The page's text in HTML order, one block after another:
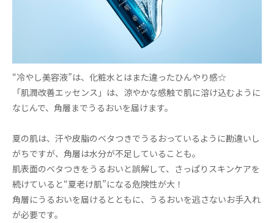
“冷やし美容液”は、化粧水とはまた違ったひんやり感☆
「肌潤改善エッセンス」は、涼やかな感触で肌に溶け込むように
なじんで、角層までうるおいを届けます。
夏の肌は、汗や皮脂のベタつきでうるおっているように勘違いし
がちですが、角層は水分が不足していることも。
肌表面のベタつきをうるおいと誤解して、さっぱりスキンケアを
続けていると“夏老け肌”になる危険性が大！
角層にうるおいを届けるとともに、うるおいを逃さないお手入れ
が必要です。